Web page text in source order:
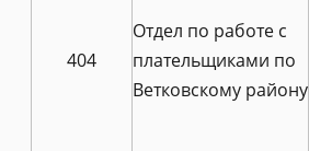
404
Отдел по работе с
плательщиками по
Ветковскому району